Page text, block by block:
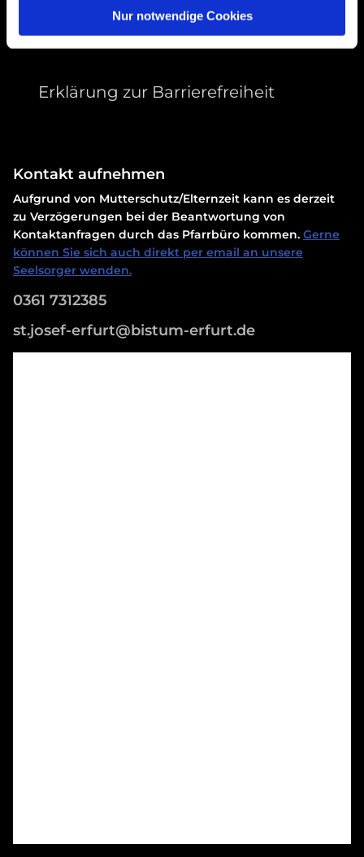
Nur notwendige Cookies
Erklärung zur Barrierefreiheit
Kontakt aufnehmen
Aufgrund von Mutterschutz/Elternzeit kann es derzeit
zu Verzögerungen bei der Beantwortung von
Kontaktanfragen durch das Pfarrbüro kommen. Gerne
können Sie sich auch direkt per email an unsere
Seelsorger wenden.
0361 7312385
st.josef-erfurt@bistum-erfurt.de